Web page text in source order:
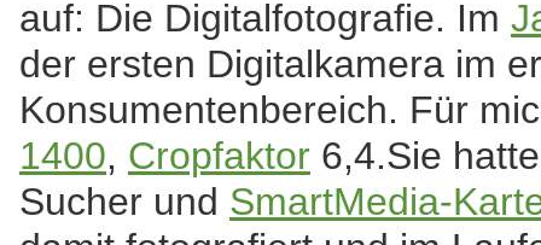
auf: Die Digitalfotografie. Im
der ersten Digitalkamera im
Konsumentenbereich. Für
1400, Cropfaktor 6,4.Sie
Sucher und SmartMedia-